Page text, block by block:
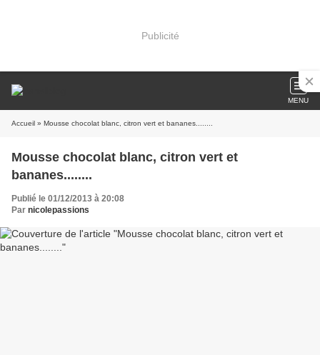
Publicité
MENU
Accueil » Mousse chocolat blanc, citron vert et bananes........
Mousse chocolat blanc, citron vert et
bananes........
Publié le 01/12/2013 à 20:08
Par nicolepassions